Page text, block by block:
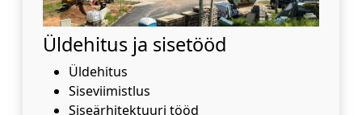
Üldehitus ja sisetööd
Üldehitus
Siseviimistlus
Siseärhitektuuri tööd